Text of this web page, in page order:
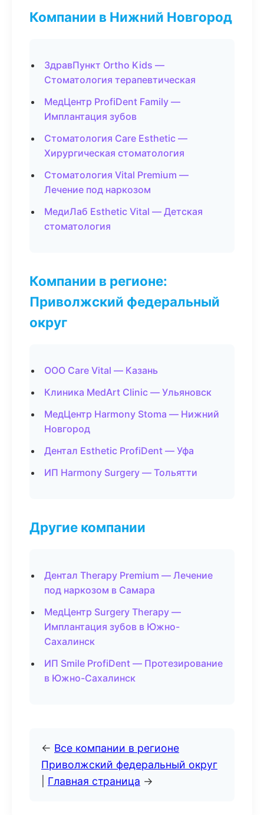
Компании в Нижний Новгород
ЗдравПункт Ortho Kids —
Стоматология терапевтическая
МедЦентр ProfiDent Family —
Имплантация зубов
Стоматология Care Esthetic —
Хирургическая стоматология
Стоматология Vital Premium —
Лечение под наркозом
МедиЛаб Esthetic Vital — Детская
стоматология
Компании в регионе:
Приволжский федеральный
округ
ООО Care Vital — Казань
Клиника MedArt Clinic — Ульяновск
МедЦентр Harmony Stoma — Нижний
Новгород
Дентал Esthetic ProfiDent — Уфа
ИП Harmony Surgery — Тольятти
Другие компании
Дентал Therapy Premium — Лечение
под наркозом в Самара
МедЦентр Surgery Therapy —
Имплантация зубов в Южно-
Сахалинск
ИП Smile ProfiDent — Протезирование
в Южно-Сахалинск
← Все компании в регионе
Приволжский федеральный округ
Главная страница →